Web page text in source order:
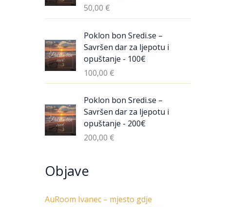
50,00 €
Poklon bon Sredi.se –
Savršen dar za ljepotu i
opuštanje - 100€
100,00 €
Poklon bon Sredi.se –
Savršen dar za ljepotu i
opuštanje - 200€
200,00 €
Objave
AuRoom Ivanec – mjesto gdje